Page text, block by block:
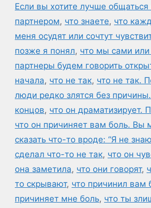
Если вы хотите лучше общаться
партнером, что знаете, что
меня осудят или сочтут
позже я понял, что мы сами
партнеры будем говорить
начала, что не так, что не так.
люди редко злятся без
концов, что он драматизирует.
что он причиняет вам боль. Вы
сказать что-то вроде: “Я не знаю
сделал что-то не так, что он
она заметила, что они говорят,
то скрывают, что причинил вам
причиняет мне боль, что ты